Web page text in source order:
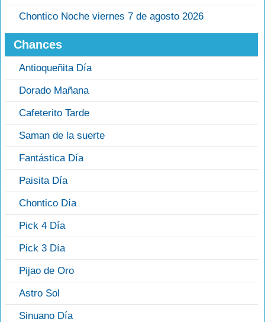
Chontico Noche viernes 7 de agosto 2026
Chances
Antioqueñita Día
Dorado Mañana
Cafeterito Tarde
Saman de la suerte
Fantástica Día
Paisita Día
Chontico Día
Pick 4 Día
Pick 3 Día
Pijao de Oro
Astro Sol
Sinuano Día